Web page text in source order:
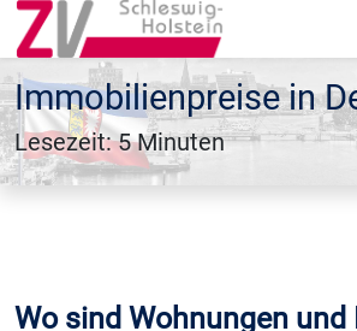
Immobilienpreise in
Lesezeit: 5 Minuten
Wo sind Wohnungen und